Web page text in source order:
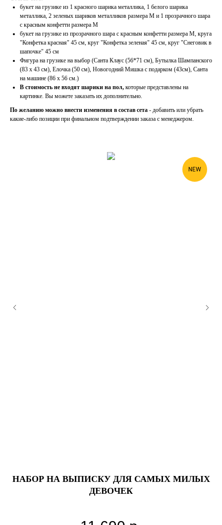
букет на грузике из 1 красного шарика металлика, 1 белого шарика
металлика, 2 зеленых шариков металликов размера M и 1 прозрачного шара
с красным конфетти размера М
букет на грузике из прозрачного шара с красным конфетти размера М, круга
"Конфетка красная" 45 см, круг "Конфетка зеленая" 45 см, круг "Снеговик в
шапочке" 45 см
Фигура на грузике на выбор (Санта Клаус (56*71 см), Бутылка Шампанского
(83 х 43 см), Елочка (50 см), Новогодний Мишка с подарком (43см), Санта
на машине (86 х 56 см.)
В стоимость не входят шарики на пол, которые представлены на
картинке. Вы можете заказать их дополнительно.
По желанию можно внести изменения в состав сета - добавить или убрать
какие-либо позиции при финальном подтверждении заказа с менеджером.
NEW
НАБОР НА ВЫПИСКУ ДЛЯ САМЫХ МИЛЫХ
ДЕВОЧЕК
- 2 сферы с перьями с индивидуальной надписью,